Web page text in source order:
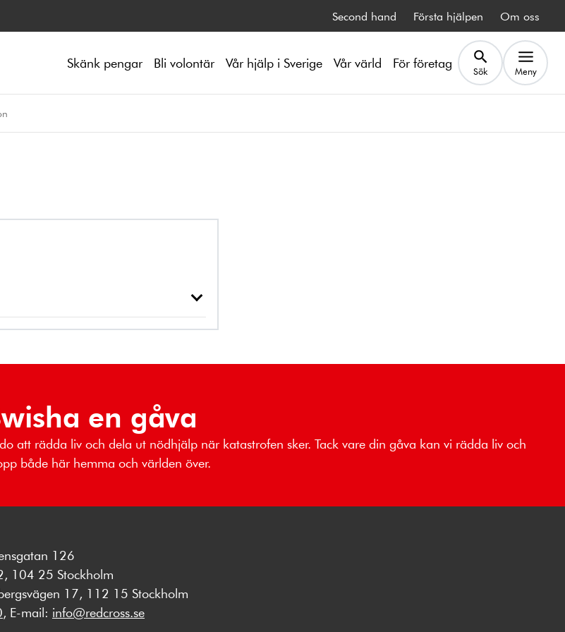
Second hand Första hjälpen Om oss
Skänk pengar Bli volontär Vår hjälp i Sverige Vår värld För företag Sök Meny
en gåva
att rädda liv och dela ut nödhjälp när katastrofen sker. Tack vare din gåva kan vi rädda liv och
både här hemma och världen över.
126
104 25 Stockholm
17, 112 15 Stockholm
, E-mail: info@redcross.se